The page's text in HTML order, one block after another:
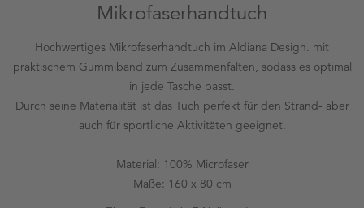
Mikrofaserhandtuch
Hochwertiges Mikrofaserhandtuch im Aldiana Design. mit
praktischem Gummiband zum Zusammenfalten, sodass es optimal
in jede Tasche passt.
Durch seine Materialität ist das Tuch perfekt für den Strand- aber
auch für sportliche Aktivitäten geeignet.
Material: 100% Microfaser
Maße: 160 x 80 cm